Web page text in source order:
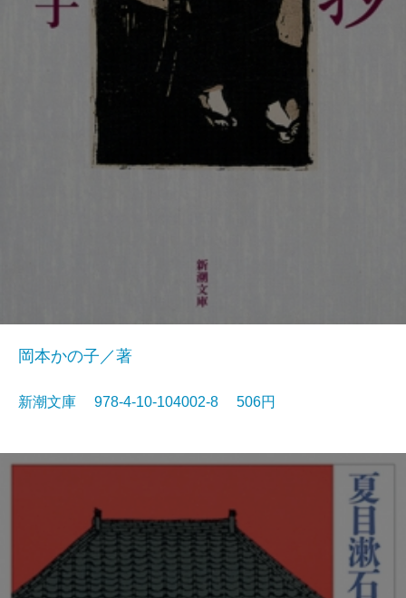
岡本かの子／著
新潮文庫 978-4-10-104002-8 506円